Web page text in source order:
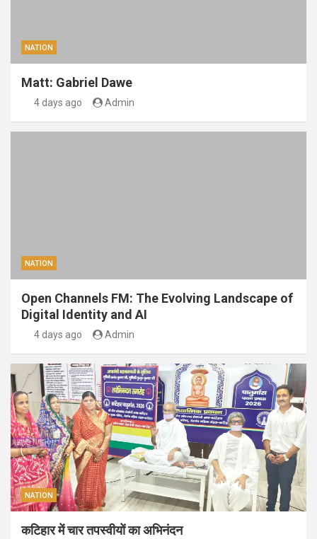
NATION
Matt: Gabriel Dawe
4 days ago Admin
NATION
Open Channels FM: The Evolving Landscape of
Digital Identity and AI
4 days ago Admin
NATION
कटिहार में चार तपस्वीयों का अभिनंदन